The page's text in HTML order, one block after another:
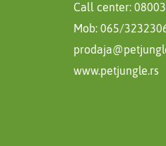
Call center:
Mob: 065/
www.petjungle.rs